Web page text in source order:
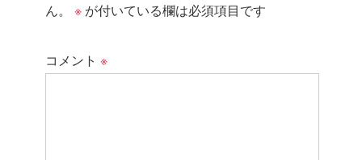
ん。
※ が付いている欄は必須項目です
コメント ※